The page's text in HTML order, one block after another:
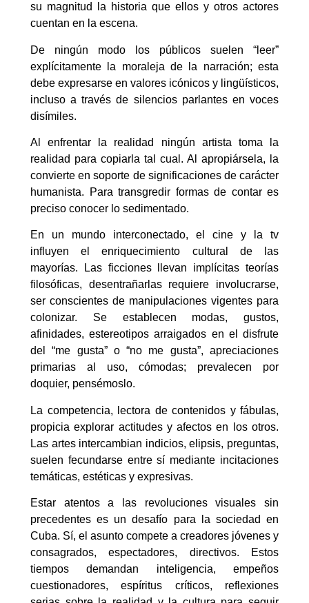
su magnitud la historia que ellos y otros actores
cuentan en la escena.
De ningún modo los públicos suelen “leer”
explícitamente la moraleja de la narración; esta
debe expresarse en valores icónicos y lingüísticos,
incluso a través de silencios parlantes en voces
disímiles.
Al enfrentar la realidad ningún artista toma la
realidad para copiarla tal cual. Al apropiársela, la
convierte en soporte de significaciones de carácter
humanista. Para transgredir formas de contar es
preciso conocer lo sedimentado.
En un mundo interconectado, el cine y la tv
influyen el enriquecimiento cultural de las
mayorías. Las ficciones llevan implícitas teorías
filosóficas, desentrañarlas requiere involucrarse,
ser conscientes de manipulaciones vigentes para
colonizar. Se establecen modas, gustos,
afinidades, estereotipos arraigados en el disfrute
del “me gusta” o “no me gusta”, apreciaciones
primarias al uso, cómodas; prevalecen por
doquier, pensémoslo.
La competencia, lectora de contenidos y fábulas,
propicia explorar actitudes y afectos en los otros.
Las artes intercambian indicios, elipsis, preguntas,
suelen fecundarse entre sí mediante incitaciones
temáticas, estéticas y expresivas.
Estar atentos a las revoluciones visuales sin
precedentes es un desafío para la sociedad en
Cuba. Sí, el asunto compete a creadores jóvenes y
consagrados, espectadores, directivos. Estos
tiempos demandan inteligencia, empeños
cuestionadores, espíritus críticos, reflexiones